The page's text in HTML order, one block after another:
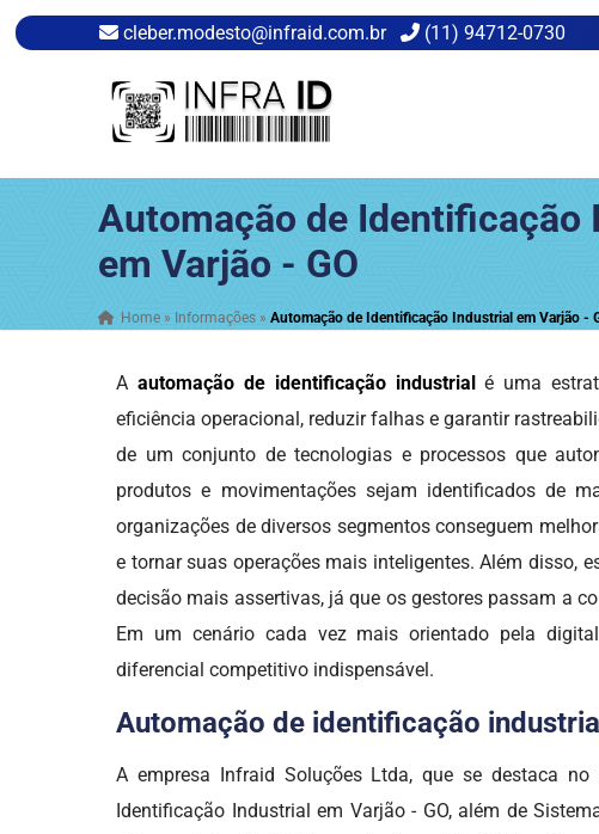
cleber.modesto@infraid.com.br (11) 94712-0730
Automação de Identificação
em Varjão - GO
Home » Informações »Automação de Identificação Industrial em Varjão -
Aautomação de identificação industrialé uma
eficiência operacional, reduzir falhas e garantir
de um conjunto de tecnologias e processos que
produtos e movimentações sejam identificados de
organizações de diversos segmentos conseguem
e tornar suas operações mais inteligentes. Além disso,
decisão mais assertivas, já que os gestores passam a
Em um cenário cada vez mais orientado pela
diferencial competitivo indispensável.
Automação de identificação
A empresa Infraid Soluções Ltda, que se destaca no
Identificação Industrial em Varjão - GO, além de